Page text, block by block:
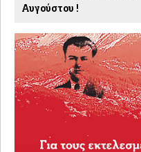
Αυγούστου !